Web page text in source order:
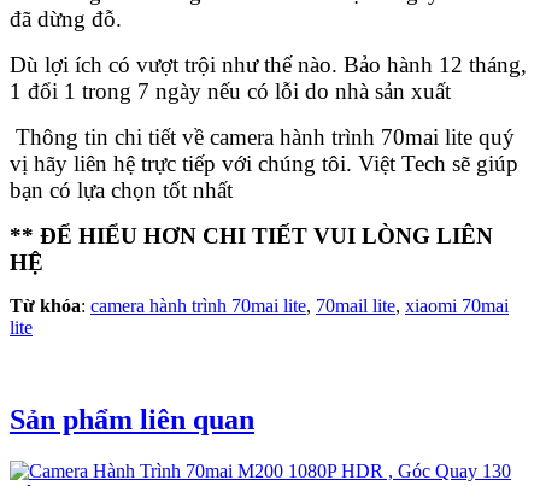
đã dừng đỗ.
Dù lợi ích có vượt trội như thế nào. Bảo hành 12 tháng,
1 đổi 1 trong 7 ngày nếu có lỗi do nhà sản xuất
Thông tin chi tiết về camera hành trình 70mai lite quý
vị hãy liên hệ trực tiếp với chúng tôi. Việt Tech sẽ giúp
bạn có lựa chọn tốt nhất
** ĐỂ HIỂU HƠN CHI TIẾT VUI LÒNG LIÊN
HỆ
Từ khóa: camera hành trình 70mai lite, 70mail lite, xiaomi 70mai
lite
Sản phẩm liên quan